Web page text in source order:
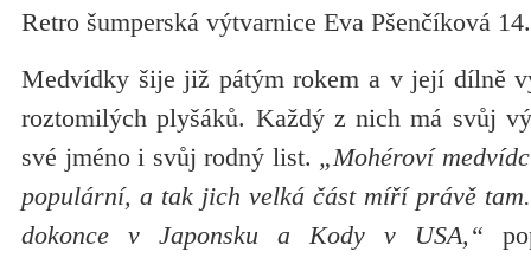
Retro šumperská výtvarnice Eva Pšenčíková
Medvídky šije již pátým rokem a v její dílně
roztomilých plyšáků. Každý z nich má svůj
své jméno i svůj rodný list. „Mohéroví
populární, a tak jich velká část míří právě
dokonce v Japonsku a Kody v USA,“